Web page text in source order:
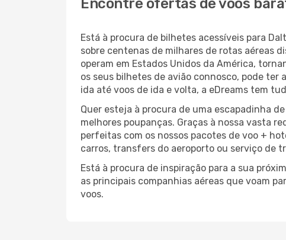
Encontre ofertas de voos
Está à procura de bilhetes acessíveis para
sobre centenas de milhares de rotas aéreas
operam em Estados Unidos da América,
os seus bilhetes de avião connosco, pode
ida até voos de ida e volta, a eDreams tem
Quer esteja à procura de uma escapadinha
melhores poupanças. Graças à nossa vasta
perfeitas com os nossos pacotes de voo +
carros, transfers do aeroporto ou serviço de
Está à procura de inspiração para a sua
as principais companhias aéreas que voam
voos.